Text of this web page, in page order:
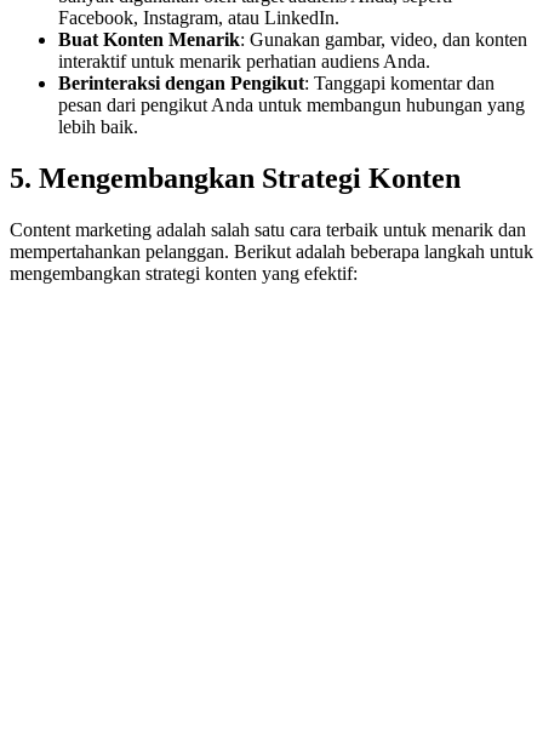
Facebook, Instagram, atau LinkedIn.
Buat Konten Menarik: Gunakan gambar, video, dan konten
interaktif untuk menarik perhatian audiens Anda.
Berinteraksi dengan Pengikut: Tanggapi komentar dan
pesan dari pengikut Anda untuk membangun hubungan yang
lebih baik.
5. Mengembangkan Strategi Konten
Content marketing adalah salah satu cara terbaik untuk menarik dan
mempertahankan pelanggan. Berikut adalah beberapa langkah untuk
mengembangkan strategi konten yang efektif: